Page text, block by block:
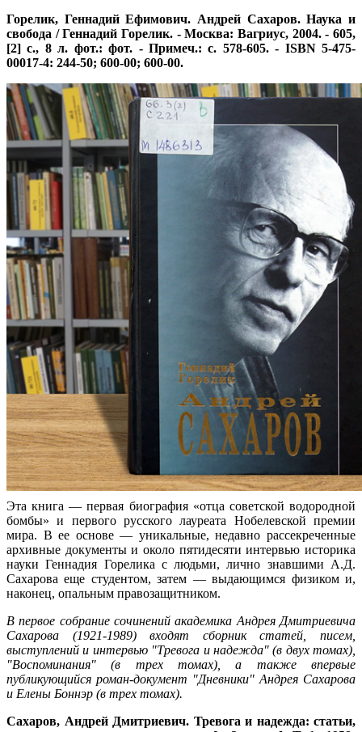
Горелик, Геннадий Ефимович. Андрей Сахаров. Наука и
свобода / Геннадий Горелик. - Москва: Вагриус, 2004. - 605,
[2] с., 8 л. фот.: фот. - Примеч.: с. 578-605. - ISBN 5-475-
00017-4: 244-50; 600-00; 600-00.
Эта книга — первая биография «отца советской водородной
бомбы» и первого русского лауреата Нобелевской премии
мира. В ее основе — уникальные, недавно рассекреченные
архивные документы и около пятидесяти интервью историка
науки Геннадия Горелика с людьми, лично знавшими А.Д.
Сахарова еще студентом, затем — выдающимся физиком и,
наконец, опальным правозащитником.
В первое собрание сочинений академика Андрея Дмитриевича
Сахарова (1921-1989) входят сборник статей, писем,
выступлений и интервью "Тревога и надежда" (в двух томах),
"Воспоминания" (в трех томах), а также впервые
публикующийся роман-документ "Дневники" Андрея Сахарова
и Елены Боннэр (в трех томах).
Сахаров, Андрей Дмитриевич. Тревога и надежда: статьи,